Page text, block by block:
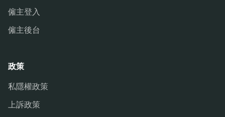
僱主登入
僱主後台
政策
私隱權政策
上訴政策